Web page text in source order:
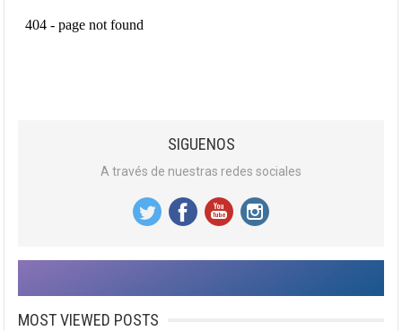
SIGUENOS
A través de nuestras redes sociales
MOST VIEWED POSTS